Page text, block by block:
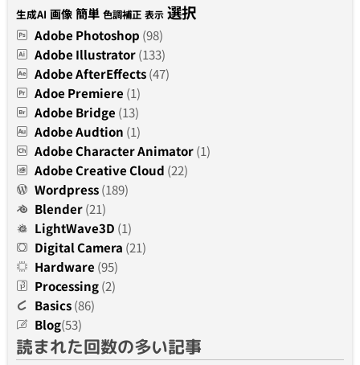
生成AI 画像 簡単 色調補正 表示 選択
Adobe Photoshop (98)
Adobe Illustrator(133)
Adobe AfterEffects(47)
Adoe Premiere (1)
Adobe Bridge (13)
Adobe Audtion (1)
Adobe Character Animator(1)
Adobe Creative Cloud (22)
Wordpress(189)
Blender(21)
LightWave3D (1)
Digital Camera (21)
Hardware (95)
Processing(2)
Basics(86)
Blog(53)
読まれた回数の多い記事